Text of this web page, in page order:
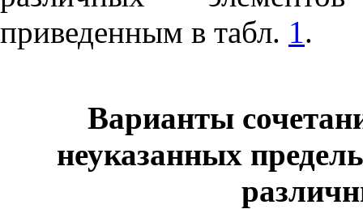
приведенным в табл. 1.
Варианты
неуказанных